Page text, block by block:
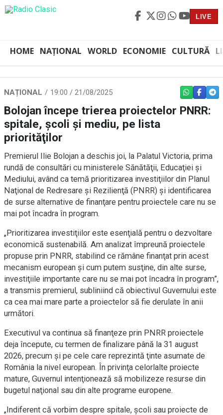
LIVE
HOME NAȚIONAL WORLD ECONOMIE CULTURĂ
NAȚIONAL 19:00 / 21/08/2025 WHATSAPP
Bolojan începe trierea proiectelor PNRR:
spitale, şcoli şi mediu, pe lista
priorităţilor
Premierul Ilie Bolojan a deschis joi, la Palatul Victoria, prima
rundă de consultări cu ministerele Sănătăţii, Educaţiei şi
Mediului, având ca temă prioritizarea investiţiilor din Planul
Naţional de Redresare şi Rezilienţă (PNRR) şi identificarea
de surse alternative de finanţare pentru proiectele care nu se
mai pot încadra în program.
„Prioritizarea investiţiilor este esenţială pentru o dezvoltare
economică sustenabilă. Am analizat împreună proiectele
propuse prin PNRR, stabilind ce rămâne finanţat prin acest
mecanism european şi cum putem susţine, din alte surse,
investiţiile importante care nu se mai pot încadra în program”,
a transmis premierul, subliniind că obiectivul Guvernului este
ca cea mai mare parte a proiectelor să fie derulate în anii
următori.
Executivul va continua să finanţeze prin PNRR proiectele
deja începute, cu termen de finalizare până la 31 august
2026, precum şi pe cele care reprezintă ţinte asumate de
România la nivel european. În privinţa celorlalte proiecte
mature, Guvernul intenţionează să mobilizeze resurse din
bugetul naţional sau din alte programe europene.
„Indiferent că vorbim despre spitale, şcoli sau proiecte de